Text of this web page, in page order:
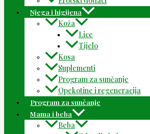
Njega i higijena
Koža
Lice
Tijelo
Kosa
Suplementi
Program za sunčanje
Opekotine i regeneracija
Program za sunčanje
Mama i beba
Beba